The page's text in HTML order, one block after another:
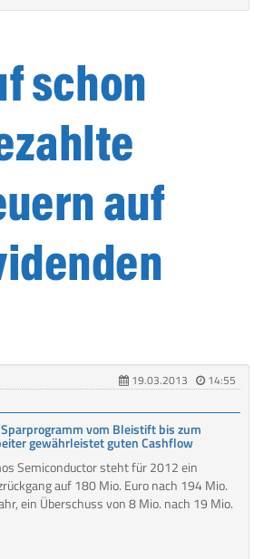
19.03.2013
14:55
vom Bleistift bis zum
gewährleistet guten Cashflow
Semiconductor steht für 2012 ein
auf 180 Mio. Euro nach 194 Mio.
ein Überschuss von 8 Mio. nach 19 Mio.